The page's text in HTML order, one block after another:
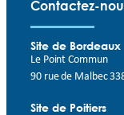
Contactez-
Site de Bordeaux
Le Point Commun
90 rue de Malbec
Site de Poitiers